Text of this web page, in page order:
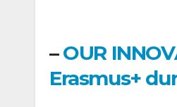
–OUR
Erasmus+